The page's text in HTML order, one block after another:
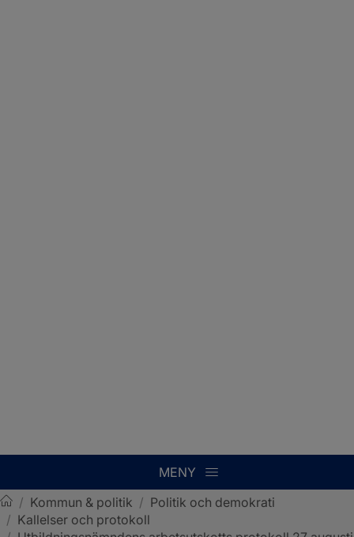
MENY
Sotenäs kommun
/ Kommun & politik / Politik och demokrati
/ Kallelser och protokoll